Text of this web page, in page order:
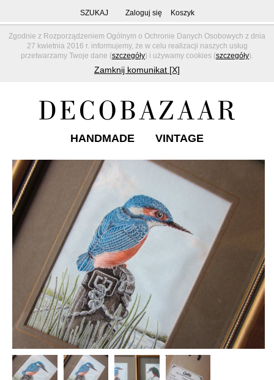
Zgodnie z Rozporządzeniem Ogólnym o Ochronie Danych Osobowych z dnia
27 kwietnia 2016 r. informujemy, że w celu realizacji naszych usług
przetwarzamy Twoje dane (szczegóły) i używamy cookies (szczegóły).
Zamknij komunikat [X]
SZUKAJ Zaloguj się Koszyk
HANDMADE VINTAGE